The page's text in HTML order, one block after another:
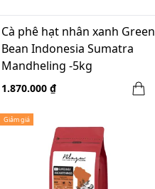
Cà phê hạt nhân xanh Green
Bean Indonesia Sumatra
Mandheling -5kg
1.870.000 ₫
Giảm giá